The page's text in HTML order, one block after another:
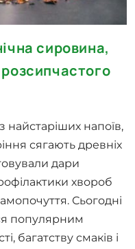
сировина,
найстаріших напоїв,
сягають древніх
дари
хвороб
Сьогодні
популярним
багатству смаків і